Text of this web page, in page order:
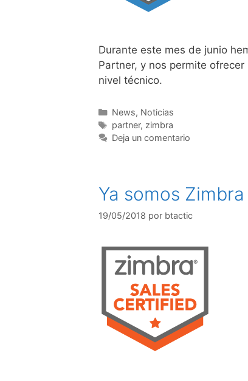
Durante este mes de junio
Partner, y nos permite
nivel técnico.
News, Noticias
partner, zimbra
Deja un comentario
Ya somos
19/05/2018 por btactic